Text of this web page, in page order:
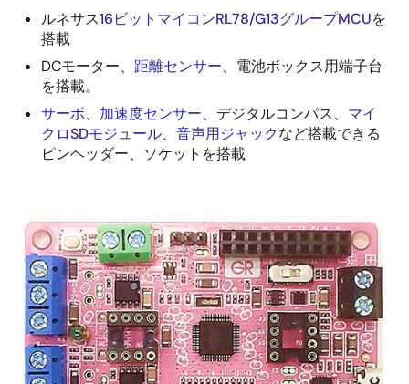
ルネサス16ビットマイコンRL78/G13グループMCUを
搭載
DCモーター、 距離センサー、電池ボックス用端子台
を搭載。
サーボ、 加速度センサー、デジタルコンパス、 マイ
クロSDモジュール、 音声用ジャックなど搭載できる
ピンヘッダー、ソケットを搭載